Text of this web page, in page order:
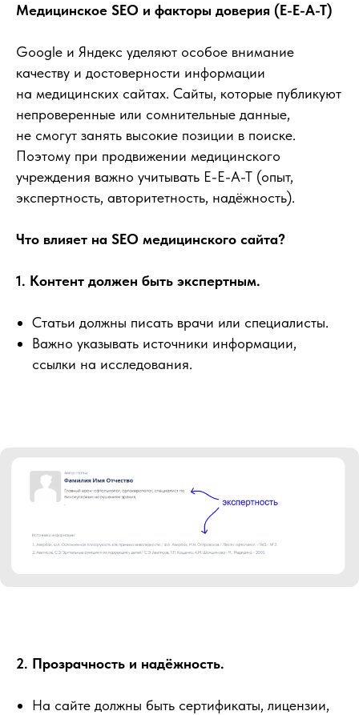
Медицинское SEO и факторы доверия (E-E-A-T)
Google и Яндекс уделяют особое внимание
качеству и достоверности информации
на медицинских сайтах. Сайты, которые публикуют
непроверенные или сомнительные данные,
не смогут занять высокие позиции в поиске.
Поэтому при продвижении медицинского
учреждения важно учитывать E-E-A-T (опыт,
экспертность, авторитетность, надёжность).
Что влияет на SEO медицинского сайта?
1. Контент должен быть экспертным.
Статьи должны писать врачи или специалисты.
Важно указывать источники информации,
ссылки на исследования.
2. Прозрачность и надёжность.
На сайте должны быть сертификаты, лицензии,
Как понять,
сколько трафика
и заявок даст
SEO?
Делаем расчёт на примере